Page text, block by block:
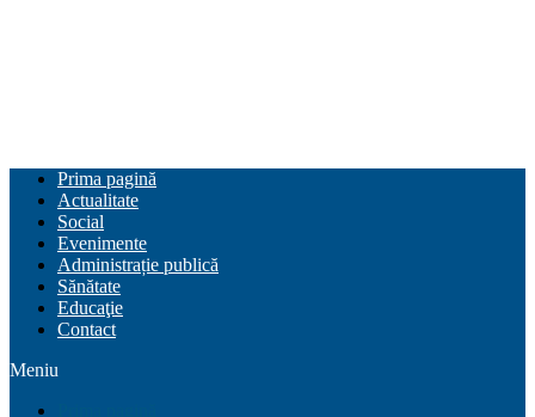
Prima pagină
Actualitate
Social
Evenimente
Administrație publică
Sănătate
Educaţie
Contact
Meniu